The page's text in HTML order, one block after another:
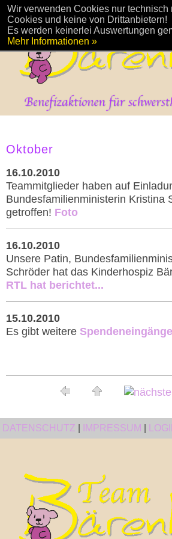
Oktober
16.10.2010
Teammitglieder haben auf
Bundesfamilienministerin Kristina
getroffen! Foto
16.10.2010
Unsere Patin,
Schröder hat das Kinderhospiz
RTL hat berichtet...
15.10.2010
Es gibt weitere Spendeneingänge
DATENSCHUTZ IMPRESSUM
Wir verwenden Cookies nur technisch
Cookies und keine von Drittanbietern!
Es werden keinerlei Auswertungen
Mehr Informationen »